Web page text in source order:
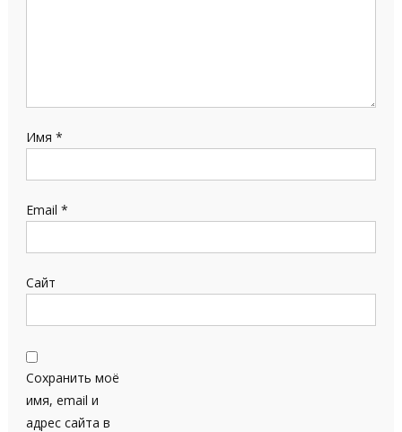
Имя *
Email *
Сайт
Сохранить моё
имя, email и
адрес сайта в